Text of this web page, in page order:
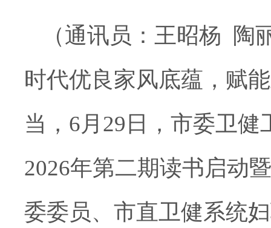
（通讯员：王昭杨
陶
时代优良家风底蕴，赋
当， 6月29日，市委卫
2026年第二期读书启动
委委员、市直卫健系统